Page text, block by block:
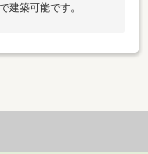
建築可能です。